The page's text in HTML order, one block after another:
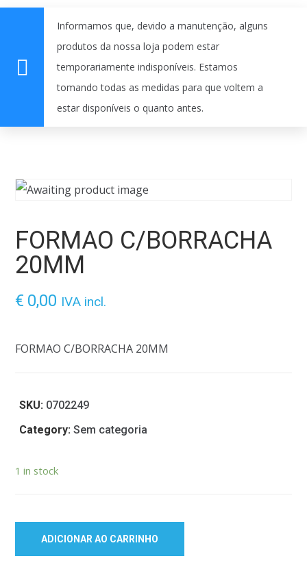
Informamos que, devido a manutenção, alguns
produtos da nossa loja podem estar
temporariamente indisponíveis. Estamos
tomando todas as medidas para que voltem a
estar disponíveis o quanto antes.
FORMAO C/BORRACHA
20MM
€ 0,00 IVA incl.
FORMAO C/BORRACHA 20MM
SKU: 0702249
Category:Sem categoria
1 in stock
ADICIONAR AO CARRINHO